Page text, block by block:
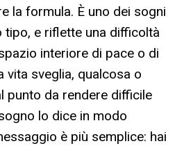
la formula. È uno dei sogni
tipo, e riflette una difficoltà
interiore di pace o di
vita sveglia, qualcosa o
punto da rendere difficile
lo dice in modo
è più semplice: hai